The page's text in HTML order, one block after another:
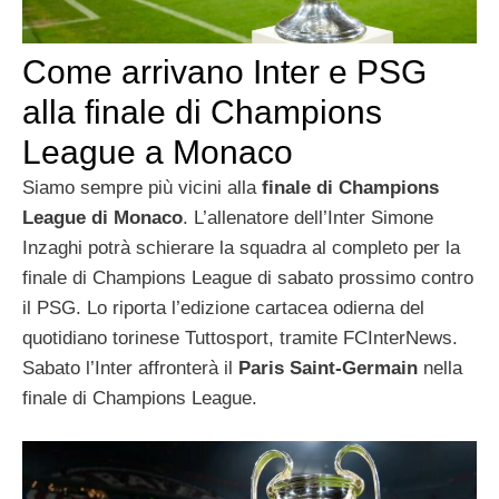
Come arrivano Inter e PSG
alla finale di Champions
League a Monaco
Siamo sempre più vicini alla finale di Champions
League di Monaco. L’allenatore dell’Inter Simone
Inzaghi potrà schierare la squadra al completo per la
finale di Champions League di sabato prossimo contro
il PSG. Lo riporta l’edizione cartacea odierna del
quotidiano torinese Tuttosport, tramite FCInterNews.
Sabato l’Inter affronterà il Paris Saint-Germain nella
finale di Champions League.